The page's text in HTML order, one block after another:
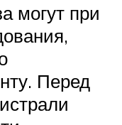
могут при
Перед